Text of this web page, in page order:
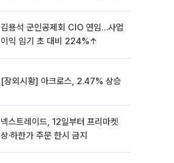
김용석 군인공제회 CIO 연임…사업
이익 임기 초 대비 224%↑
[장외시황] 아크로스, 2.47% 상승
넥스트레이드, 12일부터 프리마켓
상·하한가 주문 한시 금지